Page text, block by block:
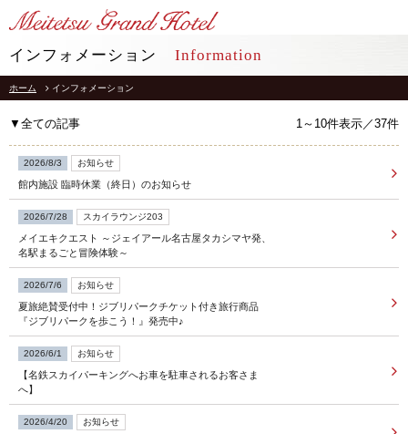
LANGUAGE
TOP トップ
STAY 宿泊
RESTAURANT レストラン
インフォメーション
館内施設
アクセス
よくあるご質問
お問合せ
お取引様用通報窓口
採用情報
会社概要
ホテルパンフレット
インフォメーション Information
ホーム インフォメーション
▼全ての記事 1～10件表示／37件
2026/8/3 お知らせ
館内施設 臨時休業（終日）のお知らせ
2026/7/28 スカイラウンジ203
メイエキクエスト ～ジェイアール名古屋タカシマヤ発、
名駅まるごと冒険体験～
2026/7/6 お知らせ
夏旅絶賛受付中！ジブリパークチケット付き旅行商品
『ジブリパークを歩こう！』発売中♪
2026/6/1 お知らせ
【名鉄スカイパーキングへお車を駐車されるお客さま
へ】
2026/4/20 お知らせ